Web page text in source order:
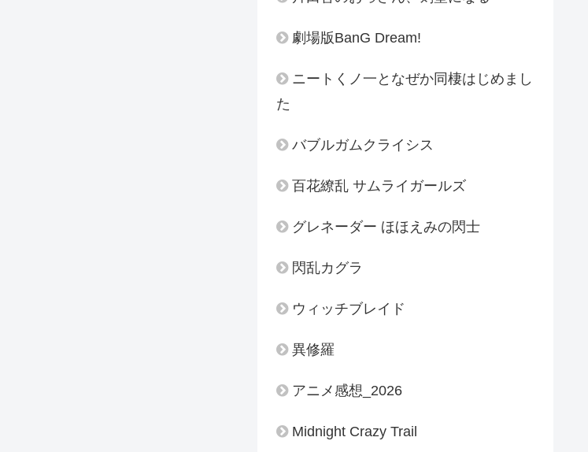
劇場版BanG Dream!
ニートくノ一となぜか同棲はじめまし
た
バブルガムクライシス
百花繚乱 サムライガールズ
グレネーダー ほほえみの閃士
閃乱カグラ
ウィッチブレイド
異修羅
アニメ感想_2026
Midnight Crazy Trail